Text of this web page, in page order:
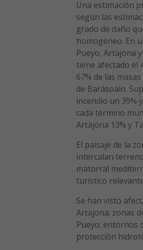
Una estimación
según las
grado de daño
homogéneo. En
Pueyo, Artajona
tiene afectado el
67% de las
de Barásoain.
incendio un 39%
cada término
Artajona 13% y
El paisaje de la
intercalan
matorral
turístico
Se han visto
Artajona; zonas
Pueyo; entornos
protección